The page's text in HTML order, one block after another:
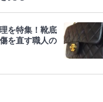
を特集！靴底
を直す職人の